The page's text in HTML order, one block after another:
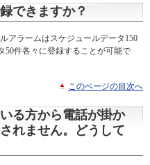
できますか？
アラームはスケジュールデータ150
50件各々に登録することが可能で
このページの目次へ
る方から電話が掛か
れません。どうして